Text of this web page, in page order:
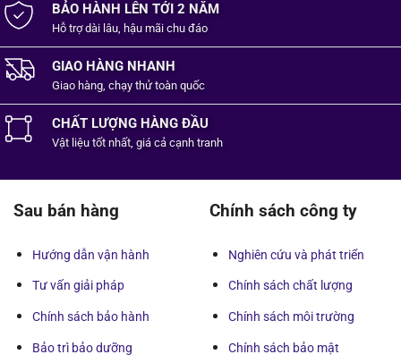
BẢO HÀNH LÊN TỚI 2 NĂM
Hỗ trợ dài lâu, hậu mãi chu đáo
GIAO HÀNG NHANH
Giao hàng, chạy thử toàn quốc
CHẤT LƯỢNG HÀNG ĐẦU
Vật liệu tốtnhất, giá cả cạnh tranh
Sau bán hàng
Hướng dẫn vận hành
Tư vấn giải pháp
Chính sách bảo hành
Bảo trì bảo dưỡng
Chính sách công ty
Nghiên cứu và phát triển
Chính sách chất lượng
Chính sách môi trường
Chính sách bảo mật